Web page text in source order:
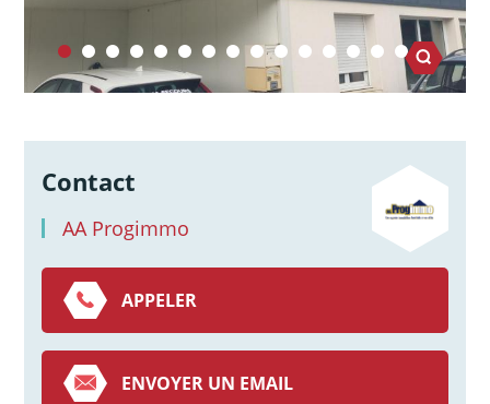
Contact
AA Progimmo
APPELER
ENVOYER UN EMAIL